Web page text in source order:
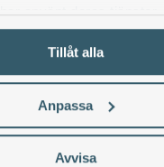
använt deras tjänster.
Tillåt alla
Anpassa
Avvisa